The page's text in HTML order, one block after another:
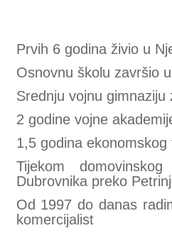
Prvih 6 godina živio u
Osnovnu školu završio
Srednju vojnu
2 godine vojne
1,5 godina
Tijekom
Dubrovnika preko
Od 1997 do danas
komercijalist